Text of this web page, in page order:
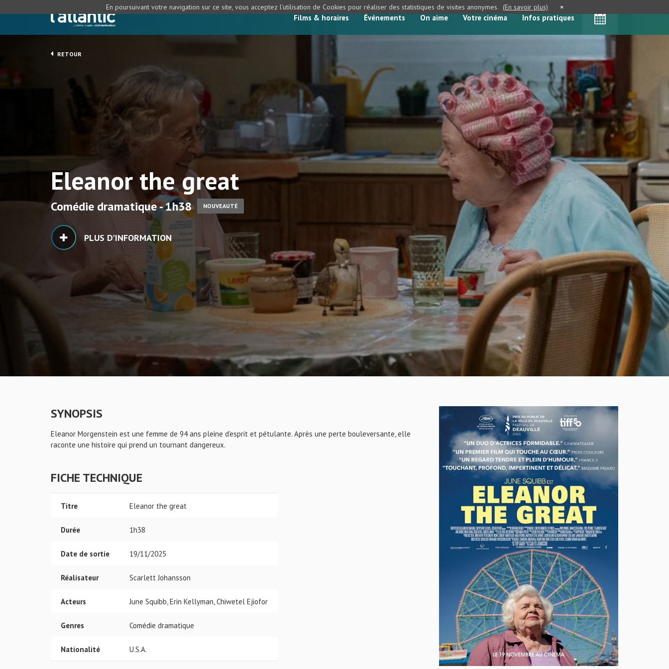
Films & horaires Événements On aime Votre cinéma Infos pratiques
RETOUR
Eleanor the great
Comédie dramatique - 1h38 NOUVEAUTÉ
PLUS D'INFORMATION
SYNOPSIS
Eleanor Morgenstein est une femme de 94 ans pleine d’esprit et pétulante. Après une perte bouleversante, elle
raconte une histoire qui prend un tournant dangereux.
FICHE TECHNIQUE
Titre Eleanor the great
Durée 1h38
Date de sortie 19/11/2025
Réalisateur Scarlett Johansson
Acteurs June Squibb, Erin Kellyman, Chiwetel Ejiofor
Genres Comédie dramatique
Nationalité U.S.A.
En poursuivant votre navigation sur ce site, vous acceptez l’utilisation de Cookies pour réaliser des statistiques de visites anonymes. (En savoir plus) ×